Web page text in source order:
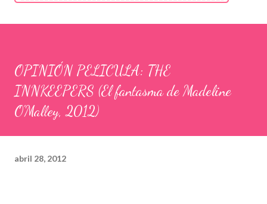
OPINIÓN PELICULA: THE
INNKEEPERS (El fantasma de Madeline
O'Malley, 2012)
abril 28, 2012